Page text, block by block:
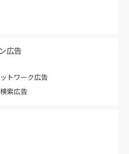
広告
トワーク広告
索広告